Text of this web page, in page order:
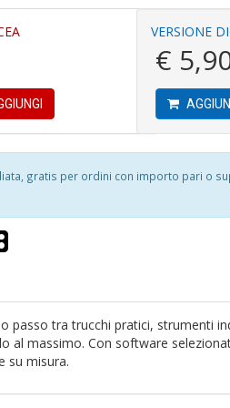
VERSIONE
€
gratis per ordini con importo pari o
passo tra trucchi pratici, strumenti
al massimo. Con software
su misura.